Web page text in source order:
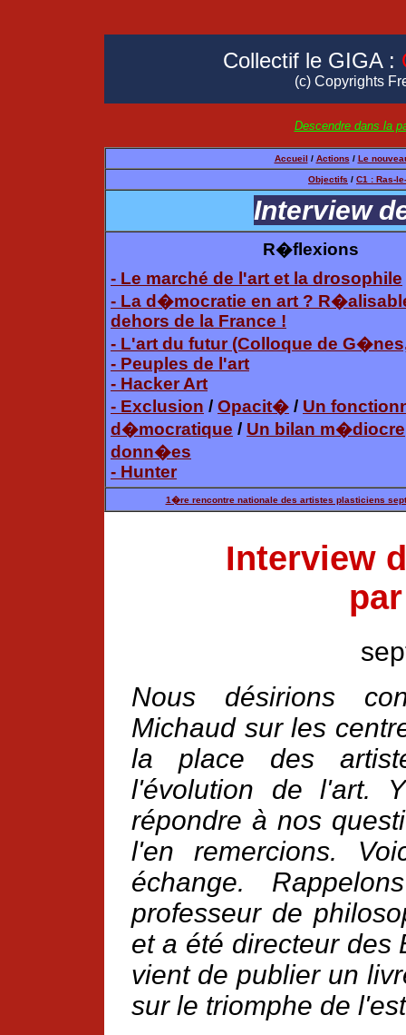
Collectif le GIGA :
(c) Copyrights
Descendre dans la
Accueil / Actions / Le
Objectifs / C1 : Ras-
Interview
R�flexions
- Le marché de l'art et la drosophile
- La d�mocratie en art ?
dehors de la France !
- L'art du futur (Colloque de
- Peuples de l'art
- Hacker Art
- Exclusion / Opacit� / Un
d�mocratique / Un bilan m�diocre
donn�es
- Hunter
1�re rencontre nationale des artistes plasticiens
Interview
Nous désirions
Michaud sur les
la place des
l'évolution de l'art.
répondre à nos
l'en remercions.
échange.
professeur de
et a été directeur des
vient de publier un
sur le triomphe de